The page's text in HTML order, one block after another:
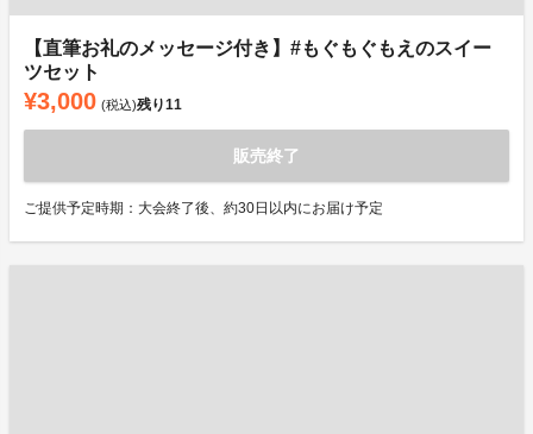
【直筆お礼のメッセージ付き】#もぐもぐもえのスイー
ツセット
¥3,000 (税込)残り11
販売終了
ご提供予定時期：大会終了後、約30日以内にお届け予定